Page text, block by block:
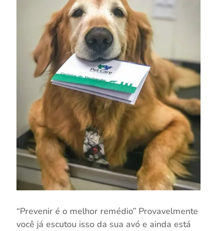
“Prevenir é o melhor remédio” Provavelmente
você já escutou isso da sua avó e ainda está